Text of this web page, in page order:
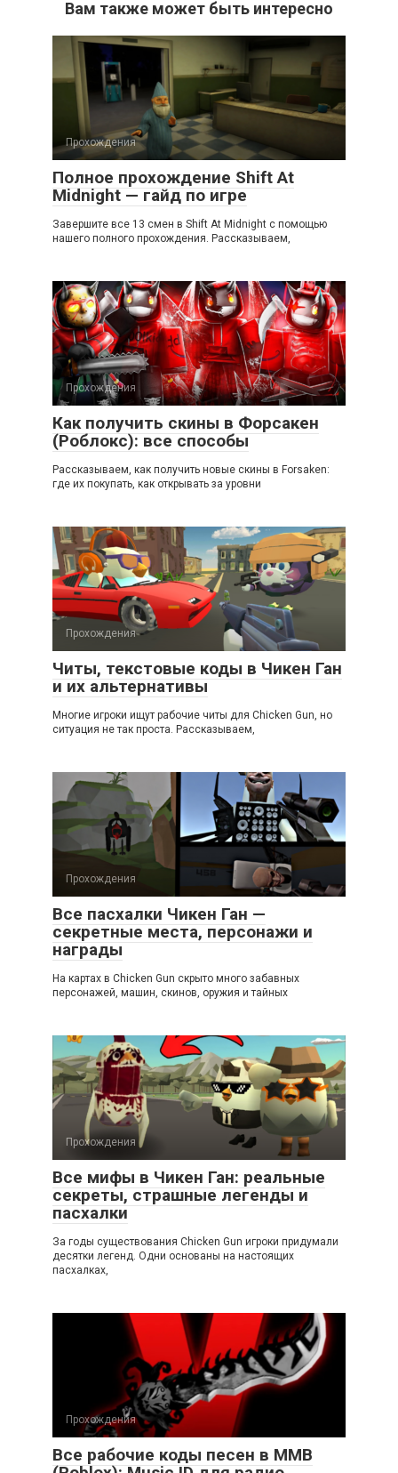
Вам также может быть интересно
Прохождения
Полное прохождение Shift At
Midnight — гайд по игре
Завершите все 13 смен в Shift At Midnight с помощью
нашего полного прохождения. Рассказываем,
Прохождения
Как получить скины в Форсакен
(Роблокс): все способы
Рассказываем, как получить новые скины в Forsaken:
где их покупать, как открывать за уровни
Прохождения
Читы, текстовые коды в Чикен Ган
и их альтернативы
Многие игроки ищут рабочие читы для Chicken Gun, но
ситуация не так проста. Рассказываем,
Прохождения
Все пасхалки Чикен Ган —
секретные места, персонажи и
награды
На картах в Chicken Gun скрыто много забавных
персонажей, машин, скинов, оружия и тайных
Прохождения
Все мифы в Чикен Ган: реальные
секреты, страшные легенды и
пасхалки
За годы существования Chicken Gun игроки придумали
десятки легенд. Одни основаны на настоящих
пасхалках,
Прохождения
Все рабочие коды песен в ММВ